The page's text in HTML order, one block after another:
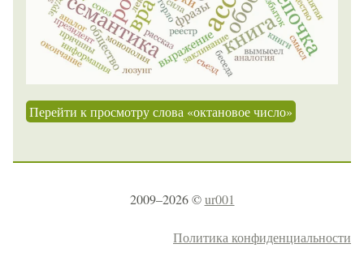
Перейти к просмотру слова «октановое число»
2009–2026 ©ur001
Политика конфиденциальности